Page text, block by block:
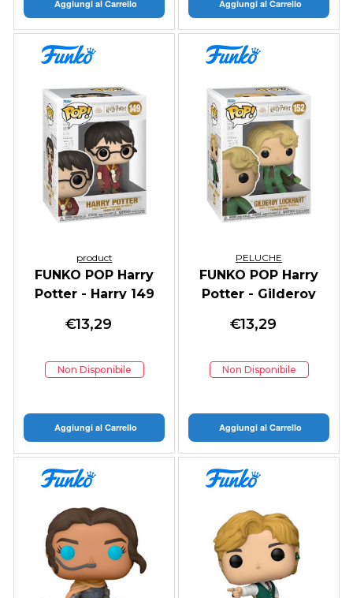
Aggiungi al Carrello Aggiungi al Carrello
product
FUNKO POP Harry
Potter - Harry 149
€13,29
Non Disponibile
Aggiungi al Carrello
PELUCHE
FUNKO POP Harry
Potter - Gilderoy
€13,29
Non Disponibile
Aggiungi al Carrello